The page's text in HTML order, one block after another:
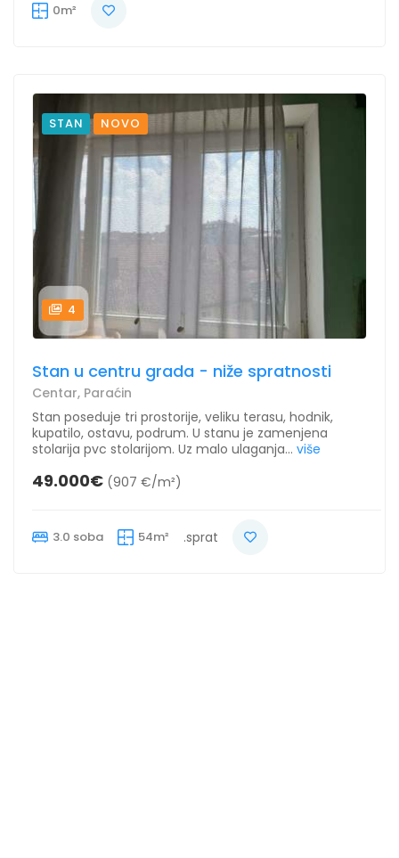
0m²
STAN NOVO
4
Stan u centru grada - niže spratnosti
Centar, Paraćin
Stan poseduje tri prostorije, veliku terasu, hodnik,
kupatilo, ostavu, podrum. U stanu je zamenjena
stolarija pvc stolarijom. Uz malo ulaganja... više
49.000€ (907 €/m²)
3.0 soba 54m² .sprat